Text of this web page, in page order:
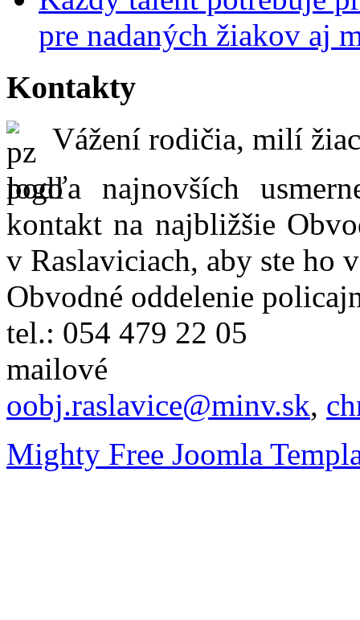
pre nadaných žiakov aj
Kontakty
Vážení rodičia, milí
podľa najnovších
kontakt na najbližšie
v Raslaviciach, aby ste ho
Obvodné oddelenie
tel.: 054 479 22 05
oobj.raslavice@minv.sk,
Mighty Free Joomla